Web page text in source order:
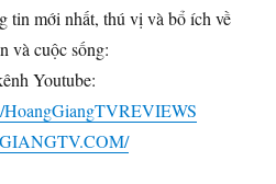
tin mới nhất, thú vị và bổ ích về
và cuộc sống:
Youtube:
HoangGiangTVREVIEWS